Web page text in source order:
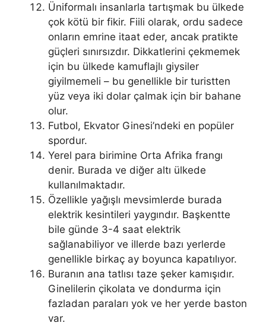
Üniformalı insanlarla tartışmak bu ülkede
çok kötü bir fikir. Fiili olarak, ordu sadece
onların emrine itaat eder, ancak pratikte
güçleri sınırsızdır. Dikkatlerini çekmemek
için bu ülkede kamuflajlı giysiler
giyilmemeli – bu genellikle bir turistten
yüz veya iki dolar çalmak için bir bahane
olur.
Futbol, ​​Ekvator Ginesi’ndeki en popüler
spordur.
Yerel para birimine Orta Afrika frangı
denir. Burada ve diğer altı ülkede
kullanılmaktadır.
Özellikle yağışlı mevsimlerde burada
elektrik kesintileri yaygındır. Başkentte
bile günde 3-4 saat elektrik
sağlanabiliyor ve illerde bazı yerlerde
genellikle birkaç ay boyunca kapatılıyor.
Buranın ana tatlısı taze şeker kamışıdır.
Ginelilerin çikolata ve dondurma için
fazladan paraları yok ve her yerde baston
var.